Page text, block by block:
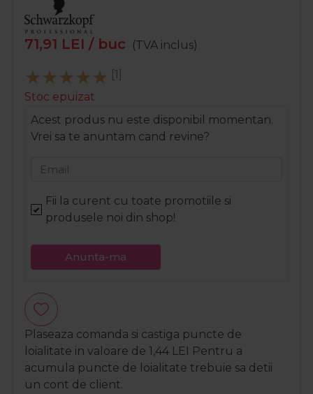
71,91 LEI / buc (TVA inclus)
[1]
Stoc epuizat
Acest produs nu este disponibil momentan.
Vrei sa te anuntam cand revine?
Email
Fii la curent cu toate promotiile si
produsele noi din shop!
Anunta-ma
Plaseaza comanda si castiga puncte de
loialitate in valoare de 1,44 LEI
Pentru a
acumula puncte de loialitate trebuie sa detii
un cont de client.